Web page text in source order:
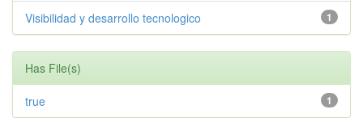
1
Visibilidad y desarrollo tecnologico
Has File(s)
1
true